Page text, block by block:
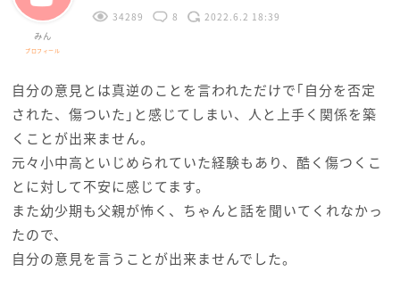
みん
プロフィール
34289 8 2022.6.2 18:39
自分の意見とは真逆のことを言われただけで｢自分を否定
された、傷ついた｣と感じてしまい、人と上手く関係を築
くことが出来ません。
元々小中高といじめられていた経験もあり、酷く傷つくこ
とに対して不安に感じてます。
また幼少期も父親が怖く、ちゃんと話を聞いてくれなかっ
たので、
自分の意見を言うことが出来ませんでした。